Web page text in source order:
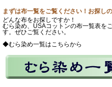
まずは布一覧をご覧ください！お探し
どんな布をお探しですか！
むら染め、USAコットンの布一覧表を
す。ぜひご覧ください。
◆むら染め一覧はこちらから